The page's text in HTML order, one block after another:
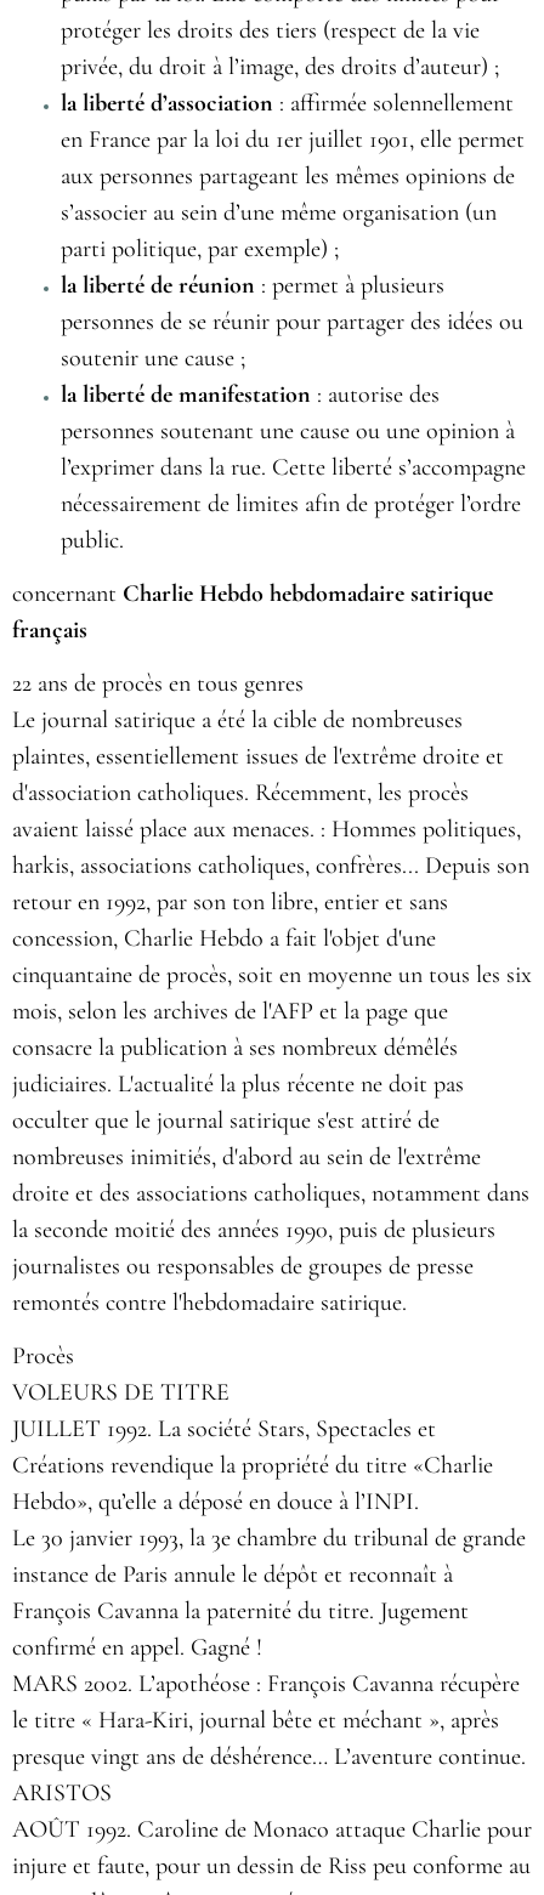
protéger les droits des tiers (respect de la vie
privée, du droit à l’image, des droits d’auteur) ;
la liberté d’association : affirmée solennellement
en France par la loi du 1er juillet 1901, elle permet
aux personnes partageant les mêmes opinions de
s’associer au sein d’une même organisation (un
parti politique, par exemple) ;
la liberté de réunion : permet à plusieurs
personnes de se réunir pour partager des idées ou
soutenir une cause ;
la liberté de manifestation : autorise des
personnes soutenant une cause ou une opinion à
l’exprimer dans la rue. Cette liberté s’accompagne
nécessairement de limites afin de protéger l’ordre
public.
concernant Charlie Hebdo hebdomadaire satirique
français
22 ans de procès en tous genres
Le journal satirique a été la cible de nombreuses
plaintes, essentiellement issues de l'extrême droite et
d'association catholiques. Récemment, les procès
avaient laissé place aux menaces. : Hommes politiques,
harkis, associations catholiques, confrères... Depuis son
retour en 1992, par son ton libre, entier et sans
concession, Charlie Hebdo a fait l'objet d'une
cinquantaine de procès, soit en moyenne un tous les six
mois, selon les archives de l'AFP et la page que
consacre la publication à ses nombreux démêlés
judiciaires. L'actualité la plus récente ne doit pas
occulter que le journal satirique s'est attiré de
nombreuses inimitiés, d'abord au sein de l'extrême
droite et des associations catholiques, notamment dans
la seconde moitié des années 1990, puis de plusieurs
journalistes ou responsables de groupes de presse
remontés contre l'hebdomadaire satirique.
Procès
VOLEURS DE TITRE
JUILLET 1992. La société Stars, Spectacles et
Créations revendique la propriété du titre «Charlie
Hebdo», qu’elle a déposé en douce à l’INPI.
Le 30 janvier 1993, la 3e chambre du tribunal de grande
instance de Paris annule le dépôt et reconnaît à
François Cavanna la paternité du titre. Jugement
confirmé en appel. Gagné !
MARS 2002. L’apothéose : François Cavanna récupère
le titre « Hara-Kiri, journal bête et méchant », après
presque vingt ans de déshérence… L’aventure continue.
ARISTOS
AOÛT 1992. Caroline de Monaco attaque Charlie pour
injure et faute, pour un dessin de Riss peu conforme au